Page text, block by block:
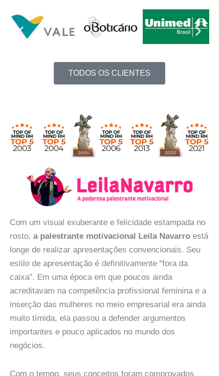
TODOS OS CLIENTES
Com um visual exuberante e felicidade estampada no
rosto, a palestrante motivacional Leila Navarro está
longe de realizar apresentações convencionais. Seu
estilo de apresentação é definitivamente “fora da
caixa”. Em uma época em que poucos ainda
acreditavam na competência profissional feminina e a
inserção das mulheres no meio empresarial era ainda
muito tímida, ela passou a defender argumentos
importantes e pouco aplicados no mundo dos
negócios.
Com o tempo, seus conceitos foram comprovados